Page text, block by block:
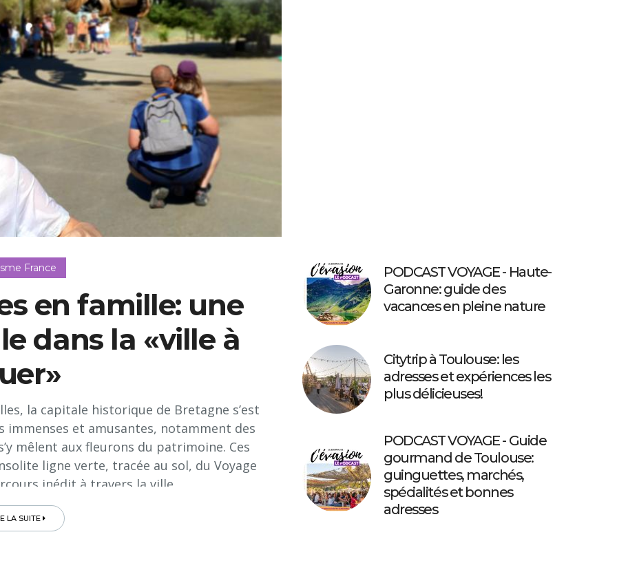
France
en famille: une
dans la «ville à
la capitale historique de Bretagne s’est
et amusantes, notamment des
mêlent aux fleurons du patrimoine. Ces
ligne verte, tracée au sol, du Voyage
inédit à travers la ville...
LA SUITE
PODCAST VOYAGE - Haute-
Garonne: guide des
vacances en pleine nature
Citytrip à Toulouse: les
adresses et expériences les
plus délicieuses!
PODCAST VOYAGE - Guide
gourmand de Toulouse:
guinguettes, marchés,
spécialités et bonnes
adresses